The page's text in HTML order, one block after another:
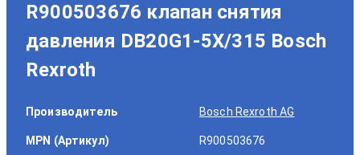
R900503676 клапан снятия
давления DB20G1-5X/315 Bosch
Rexroth
Производитель Bosch Rexroth AG
MPN (Артикул) R900503676